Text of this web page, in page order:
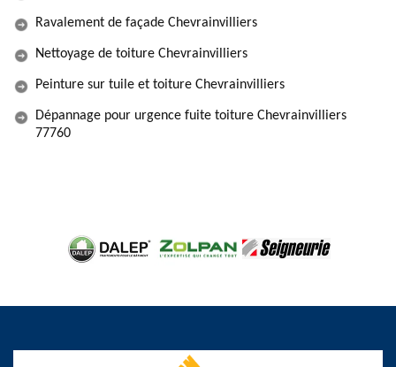
Ravalement de façade Chevrainvilliers
Nettoyage de toiture Chevrainvilliers
Peinture sur tuile et toiture Chevrainvilliers
Dépannage pour urgence fuite toiture Chevrainvilliers
77760